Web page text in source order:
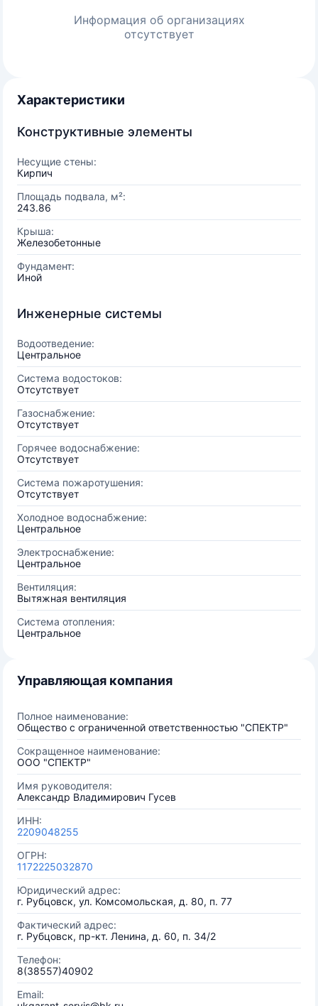
Информация об организациях
отсутствует
Характеристики
Конструктивные элементы
Несущие стены:
Кирпич
Площадь подвала, м²:
243.86
Крыша:
Железобетонные
Фундамент:
Иной
Инженерные системы
Водоотведение:
Центральное
Система водостоков:
Отсутствует
Газоснабжение:
Отсутствует
Горячее водоснабжение:
Отсутствует
Система пожаротушения:
Отсутствует
Холодное водоснабжение:
Центральное
Электроснабжение:
Центральное
Вентиляция:
Вытяжная вентиляция
Система отопления:
Центральное
Управляющая компания
Полное наименование:
Общество с ограниченной ответственностью "СПЕКТР"
Сокращенное наименование:
ООО "СПЕКТР"
Имя руководителя:
Александр Владимирович Гусев
ИНН:
2209048255
ОГРН:
1172225032870
Юридический адрес:
г. Рубцовск, ул. Комсомольская, д. 80, п. 77
Фактический адрес:
г. Рубцовск, пр-кт. Ленина, д. 60, п. 34/2
Телефон:
8(38557)40902
Email: